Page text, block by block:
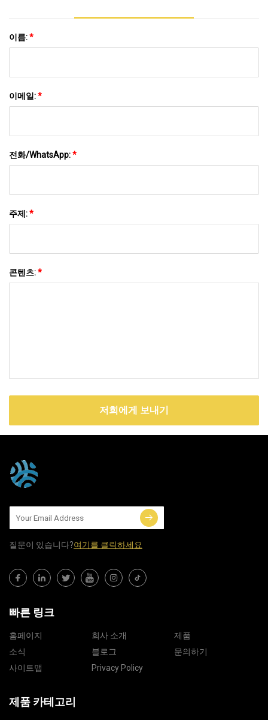
이름:*
이메일:*
전화/WhatsApp:*
주제:*
콘텐츠:*
저희에게 보내기
질문이 있습니다?여기를 클릭하세요
빠른 링크
홈페이지 회사 소개
제품
소식
블로그
문의하기
사이트맵
Privacy Policy
제품 카테고리